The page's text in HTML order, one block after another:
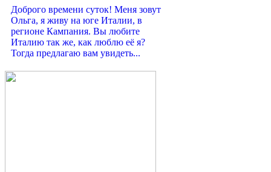
Доброго времени суток! Меня зовут
Ольга, я живу на юге Италии, в
регионе Кампания. Вы любите
Италию так же, как люблю её я?
Тогда предлагаю вам увидеть...